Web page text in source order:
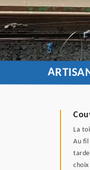
La
Au fil